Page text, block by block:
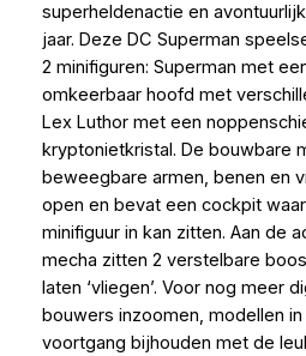
superheldenactie en
jaar. Deze DC Superman
2 minifiguren: Superman met
omkeerbaar hoofd met
Lex Luthor met een
kryptonietkristal. De bouwbare
beweegbare armen, benen en
open en bevat een cockpit
minifiguur in kan zitten. Aan de
mecha zitten 2 verstelbare
laten ‘vliegen’. Voor nog meer
bouwers inzoomen, modellen in
voortgang bijhouden met de